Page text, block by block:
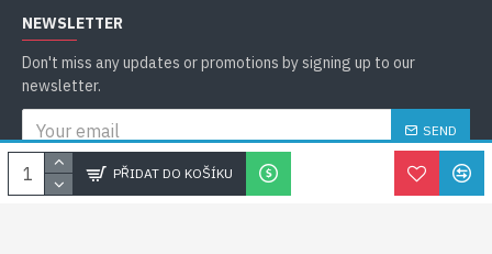
PŘIDAT DO KOŠÍKU
NEWSLETTER
Don't miss any updates or promotions by signing up to our
newsletter.
SEND
Přijímám Соглашение